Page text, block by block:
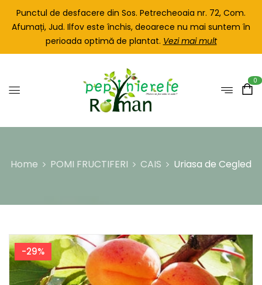
Punctul de desfacere din Sos. Petrecheoaia nr. 72, Com.
Afumați, Jud. Ilfov este închis, deoarece nu mai suntem în
perioada optimă de plantat. Vezi mai mult
0
Home POMI FRUCTIFERI CAIS Uriasa de Cegled
-29%